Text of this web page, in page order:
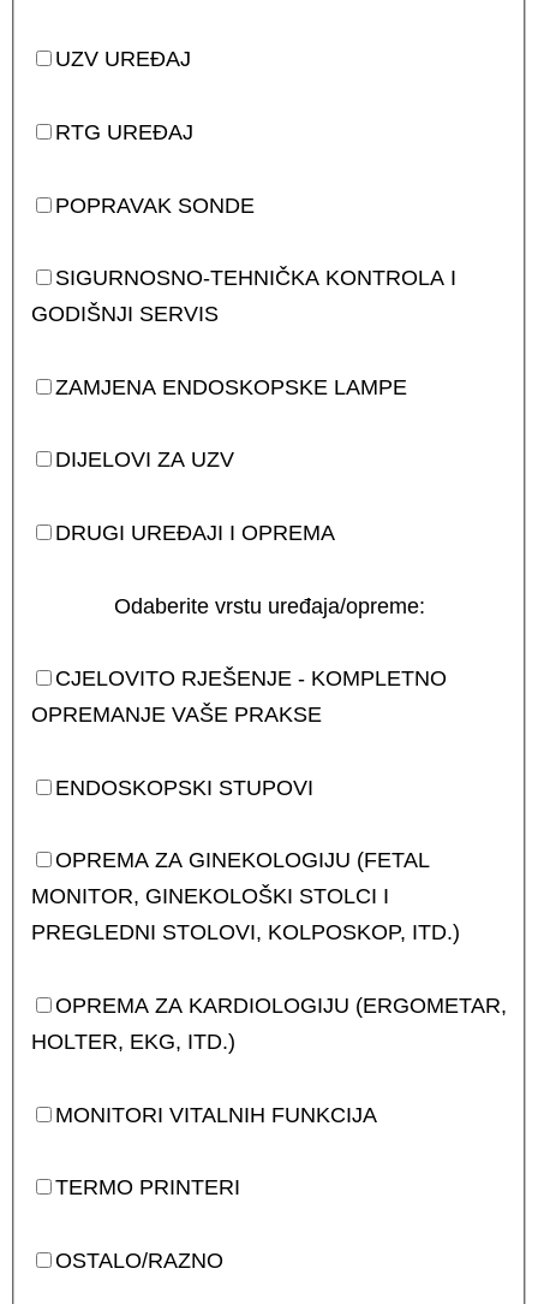
UZV UREĐAJ
RTG UREĐAJ
POPRAVAK SONDE
SIGURNOSNO-TEHNIČKA KONTROLA I
GODIŠNJI SERVIS
ZAMJENA ENDOSKOPSKE LAMPE
DIJELOVI ZA UZV
DRUGI UREĐAJI I OPREMA
Odaberite vrstu uređaja/opreme:
CJELOVITO RJEŠENJE - KOMPLETNO
OPREMANJE VAŠE PRAKSE
ENDOSKOPSKI STUPOVI
OPREMA ZA GINEKOLOGIJU (FETAL
MONITOR, GINEKOLOŠKI STOLCI I
PREGLEDNI STOLOVI, KOLPOSKOP, ITD.)
OPREMA ZA KARDIOLOGIJU (ERGOMETAR,
HOLTER, EKG, ITD.)
MONITORI VITALNIH FUNKCIJA
TERMO PRINTERI
OSTALO/RAZNO